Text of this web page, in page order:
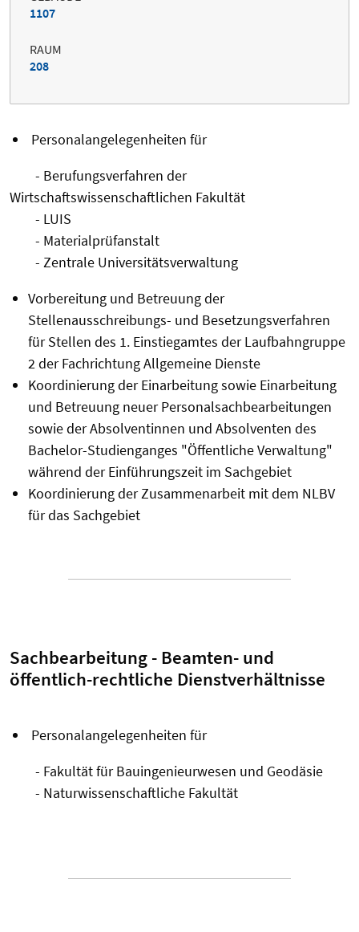
1107
RAUM
208
Personalangelegenheiten für
- Berufungsverfahren der
Wirtschaftswissenschaftlichen Fakultät
- LUIS
- Materialprüfanstalt
- Zentrale Universitätsverwaltung
Vorbereitung und Betreuung der
Stellenausschreibungs- und Besetzungsverfahren
für Stellen des 1. Einstiegamtes der Laufbahngruppe
2 der Fachrichtung Allgemeine Dienste
Koordinierung der Einarbeitung sowie Einarbeitung
und Betreuung neuer Personalsachbearbeitungen
sowie der Absolventinnen und Absolventen des
Bachelor-Studienganges "Öffentliche Verwaltung"
während der Einführungszeit im Sachgebiet
Koordinierung der Zusammenarbeit mit dem NLBV
für das Sachgebiet
Sachbearbeitung - Beamten- und
öffentlich-rechtliche Dienstverhältnisse
Personalangelegenheiten für
- Fakultät für Bauingenieurwesen und Geodäsie
- Naturwissenschaftliche Fakultät